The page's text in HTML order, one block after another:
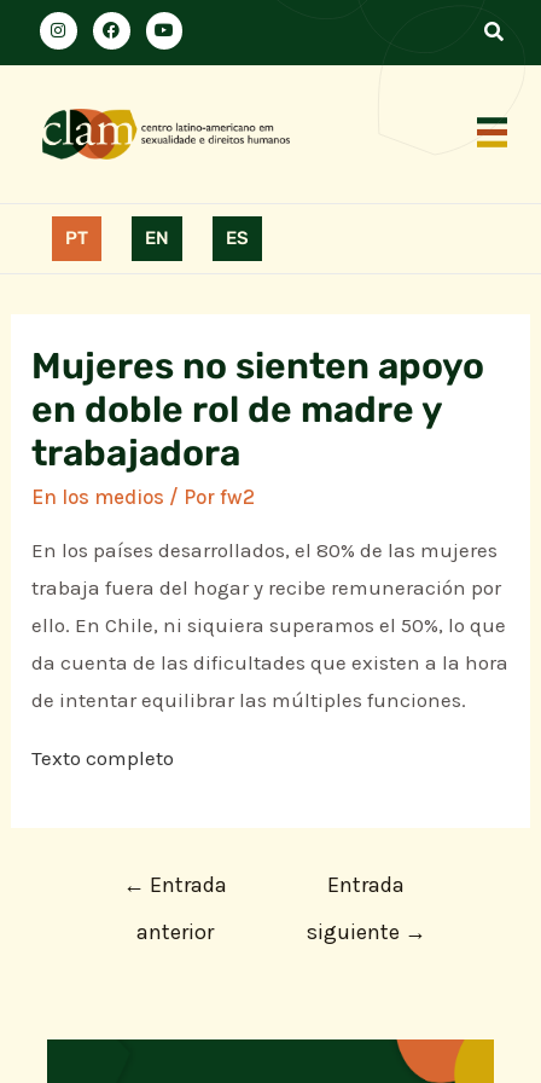
PT EN ES
Mujeres no sienten apoyo
en doble rol de madre y
trabajadora
En los medios / Porfw2
En los países desarrollados, el 80% de las mujeres
trabaja fuera del hogar y recibe remuneración por
ello. En Chile, ni siquiera superamos el 50%, lo que
da cuenta de las dificultades que existen a la hora
de intentar equilibrar las múltiples funciones.
Texto completo
← Entrada
anterior
Entrada
siguiente →